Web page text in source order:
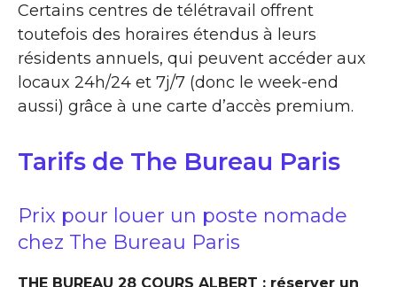
Certains centres de télétravail offrent
toutefois des horaires étendus à leurs
résidents annuels, qui peuvent accéder aux
locaux 24h/24 et 7j/7 (donc le week-end
aussi) grâce à une carte d’accès premium.
Tarifs de The Bureau Paris
Prix pour louer un poste nomade
chez The Bureau Paris
THE BUREAU 28 COURS ALBERT : réserver un